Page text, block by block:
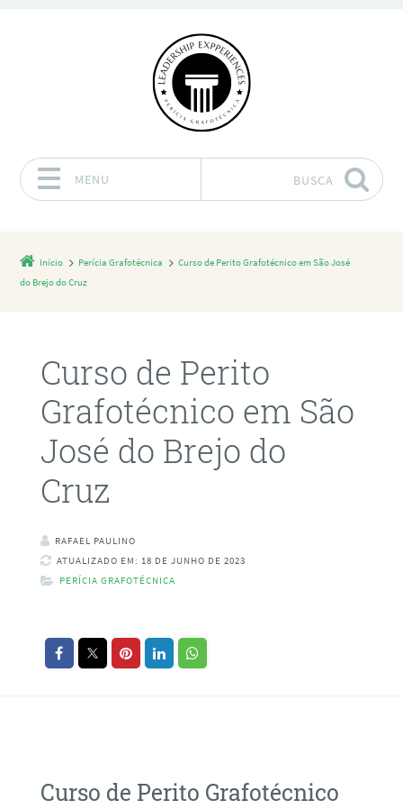
MENU BUSCA
Início Perícia Grafotécnica
Curso de Perito Grafotécnico em São José
do Brejo do Cruz
Curso de Perito
Grafotécnico em São
José do Brejo do
Cruz
RAFAEL PAULINO
ATUALIZADO EM: 18 DE JUNHO DE 2023
PERÍCIA GRAFOTÉCNICA
Curso de Perito Grafotécnico